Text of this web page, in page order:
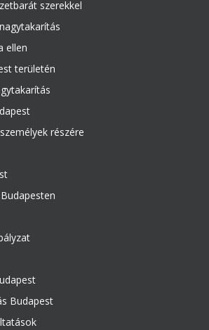
szerekkel
ellen
területén
részére
Budapest